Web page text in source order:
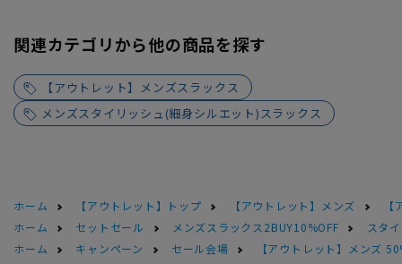
関連カテゴリから他の商品を探す
【アウトレット】メンズスラックス
メンズスタイリッシュ(細身シルエット)スラックス
ホーム 【アウトレット】トップ 【アウトレット】メンズ
ホーム
セットセール メンズスラックス2BUY10%OFF
スタ
ホーム
キャンペーン セール会場 【アウトレット】メンズ